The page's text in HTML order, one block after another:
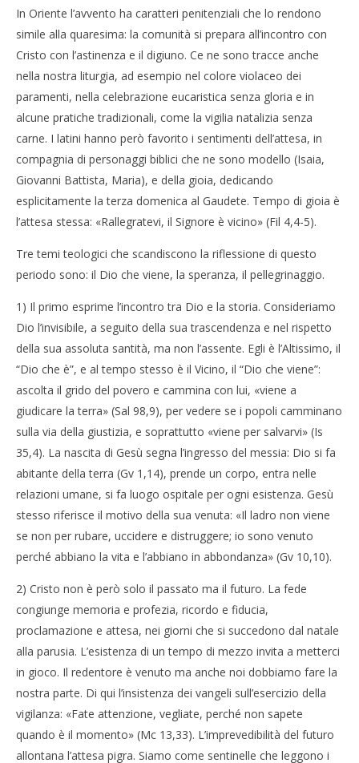
In Oriente l’avvento ha caratteri penitenziali che lo rendono
simile alla quaresima: la comunità si prepara all’incontro con
Cristo con l’astinenza e il digiuno. Ce ne sono tracce anche
nella nostra liturgia, ad esempio nel colore violaceo dei
paramenti, nella celebrazione eucaristica senza gloria e in
alcune pratiche tradizionali, come la vigilia natalizia senza
carne. I latini hanno però favorito i sentimenti dell’attesa, in
compagnia di personaggi biblici che ne sono modello (Isaia,
Giovanni Battista, Maria), e della gioia, dedicando
esplicitamente la terza domenica al Gaudete. Tempo di gioia è
l’attesa stessa: «Rallegratevi, il Signore è vicino» (Fil 4,4-5).
Tre temi teologici che scandiscono la riflessione di questo
periodo sono: il Dio che viene, la speranza, il pellegrinaggio.
1) Il primo esprime l’incontro tra Dio e la storia. Consideriamo
Dio l’invisibile, a seguito della sua trascendenza e nel rispetto
della sua assoluta santità, ma non l’assente. Egli è l’Altissimo, il
“Dio che è”, e al tempo stesso è il Vicino, il “Dio che viene”:
ascolta il grido del povero e cammina con lui, «viene a
giudicare la terra» (Sal 98,9), per vedere se i popoli camminano
sulla via della giustizia, e soprattutto «viene per salvarvi» (Is
35,4). La nascita di Gesù segna l’ingresso del messia: Dio si fa
abitante della terra (Gv 1,14), prende un corpo, entra nelle
relazioni umane, si fa luogo ospitale per ogni esistenza. Gesù
stesso riferisce il motivo della sua venuta: «Il ladro non viene
se non per rubare, uccidere e distruggere; io sono venuto
perché abbiano la vita e l’abbiano in abbondanza» (Gv 10,10).
2) Cristo non è però solo il passato ma il futuro. La fede
congiunge memoria e profezia, ricordo e fiducia,
proclamazione e attesa, nei giorni che si succedono dal natale
alla parusia. L’esistenza di un tempo di mezzo invita a metterci
in gioco. Il redentore è venuto ma anche noi dobbiamo fare la
nostra parte. Di qui l’insistenza dei vangeli sull’esercizio della
vigilanza: «Fate attenzione, vegliate, perché non sapete
quando è il momento» (Mc 13,33). L’imprevedibilità del futuro
allontana l’attesa pigra. Siamo come sentinelle che leggono i